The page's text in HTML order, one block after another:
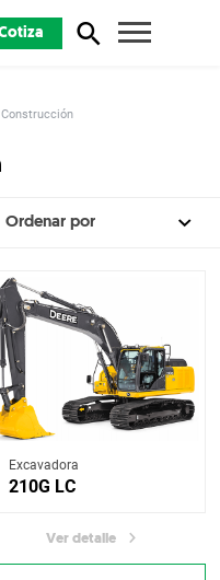
Construcción
Excavadora
210G LC
Ver detalle